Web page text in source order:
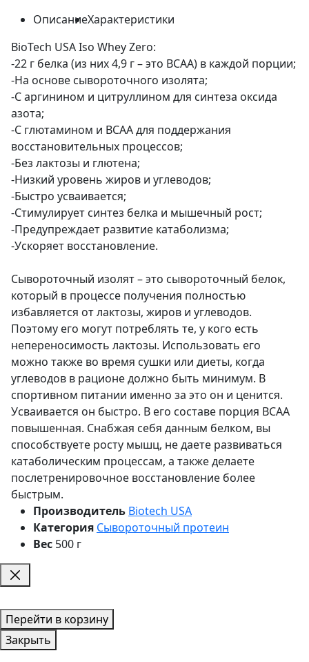
ОписаниеХарактеристики
BioTech USA Iso Whey Zero:
-22 г белка (из них 4,9 г – это BCAA) в каждой порции;
-На основе сывороточного изолята;
-С аргинином и цитруллином для синтеза оксида
азота;
-С глютамином и BCAA для поддержания
восстановительных процессов;
-Без лактозы и глютена;
-Низкий уровень жиров и углеводов;
-Быстро усваивается;
-Стимулирует синтез белка и мышечный рост;
-Предупреждает развитие катаболизма;
-Ускоряет восстановление.
Сывороточный изолят – это сывороточный белок,
который в процессе получения полностью
избавляется от лактозы, жиров и углеводов.
Поэтому его могут потреблять те, у кого есть
непереносимость лактозы. Использовать его
можно также во время сушки или диеты, когда
углеводов в рационе должно быть минимум. В
спортивном питании именно за это он и ценится.
Усваивается он быстро. В его составе порция BCAA
повышенная. Снабжая себя данным белком, вы
способствуете росту мышц, не даете развиваться
катаболическим процессам, а также делаете
послетренировочное восстановление более
быстрым.
Производитель Biotech USA
Категория Сывороточный протеин
Вес 500 г
Перейти в корзину
Закрыть